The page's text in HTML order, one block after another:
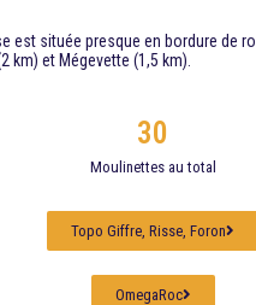
est située presque en bordure de
km) et Mégevette (1,5 km).
Moulinettes au total
30
Topo Giffre, Risse, Foron
OmegaRoc